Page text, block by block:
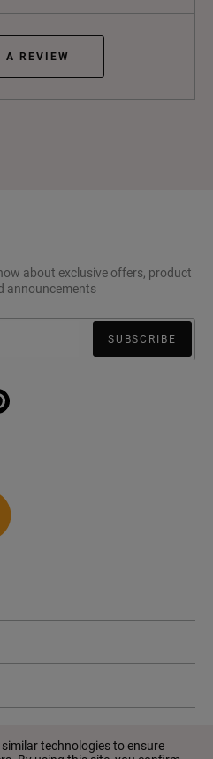
A REVIEW
about exclusive offers, product
announcements
SUBSCRIBE
technologies to ensure